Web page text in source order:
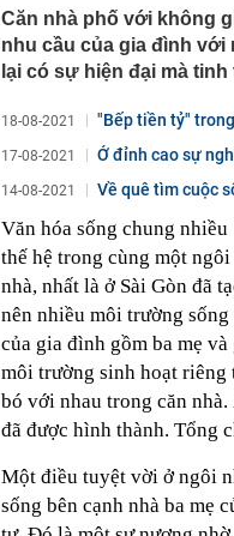
Căn nhà phố với không
nhu cầu của gia đình với
lại có sự hiện đại mà
18-08-2021 "Bếp tiền tỷ"
17-08-2021 Ở đỉnh cao sự
14-08-2021 Về quê tìm cuộc
Văn hóa sống chung nhiều
thế hệ trong cùng một ngôi
nhà, nhất là ở Sài Gòn đã
nên nhiều môi trường
của gia đình gồm ba mẹ
môi trường sinh hoạt riêng
bó với nhau trong căn
đã được hình thành. Tổng
Một điều tuyệt vời ở ngôi
sống bên cạnh nhà ba mẹ